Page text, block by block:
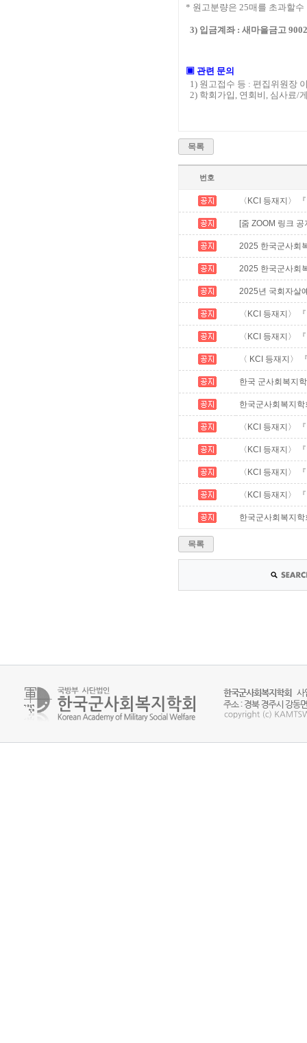
* 원고분량은 25매를 초과할수
3) 입금계좌 : 새마을금고
▣ 관련 문의
1) 원고접수 등 : 편집위원장
2) 학회가입 , 연회비 , 심사료/
목록
번호
〈KCI 등재지〉
[줌 ZOOM 링크
2025 한국군사회
2025 한국군사회
2025년 국회자살
〈KCI 등재지〉
〈KCI 등재지〉
〈 KCI 등재지〉
한국 군사회복지
한국군사회복지
〈KCI 등재지〉
〈KCI 등재지〉
〈KCI 등재지〉
〈KCI 등재지〉
한국군사회복지
목록